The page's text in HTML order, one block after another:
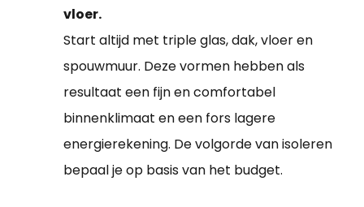
vloer.
Start altijd met triple glas, dak, vloer en
spouwmuur. Deze vormen hebben als
resultaat een fijn en comfortabel
binnenklimaat en een fors lagere
energierekening. De volgorde van isoleren
bepaal je op basis van het budget.